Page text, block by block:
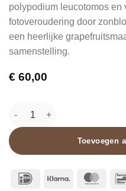
polypodium leucotomos en
fotoveroudering door
een heerlijke
samenstelling.
€ 60,00
Mesoestetic® Mesoprotech®
Toevoegen
IDeal Klarna